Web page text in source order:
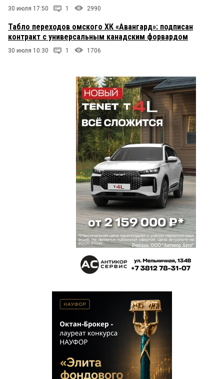
30 июля 17:50 1 2990
Табло переходов омского ХК «Авангард»: подписан
контракт с универсальным канадским форвардом
30 июля 10:30 1 1706